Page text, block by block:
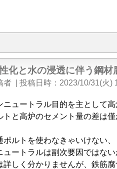
化と水の浸透に伴う鋼
者 投稿日時 2023/10/31(火)
ニュートラル目的を主として
トと高炉のセメント量の差は
ポルトを使わなきゃいけない
ートラルは副次要因ではない
詳しく分かりませんが、鉄筋